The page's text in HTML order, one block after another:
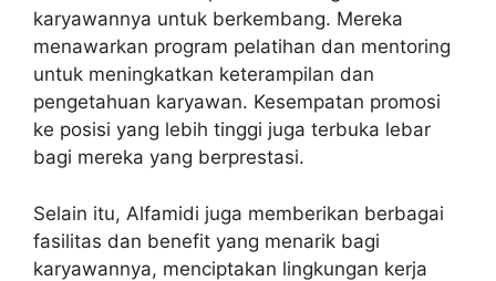
karyawannya untuk berkembang. Mereka
menawarkan program pelatihan dan mentoring
untuk meningkatkan keterampilan dan
pengetahuan karyawan. Kesempatan promosi
ke posisi yang lebih tinggi juga terbuka lebar
bagi mereka yang berprestasi.
Selain itu, Alfamidi juga memberikan berbagai
fasilitas dan benefit yang menarik bagi
karyawannya, menciptakan lingkungan kerja